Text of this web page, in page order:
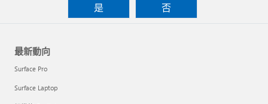
是
否
最新動向
Surface Pro
Surface Laptop